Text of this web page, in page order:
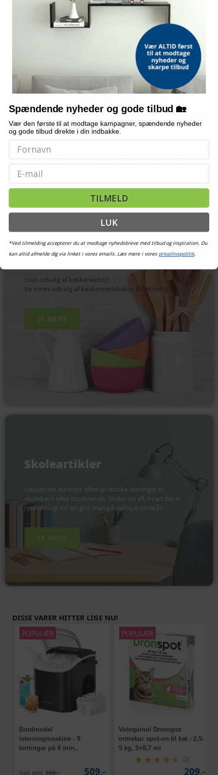
Find det perfekte tæppe til at skabe
varme og stemning i dit hjem.
GØR KLAR TIL FORÅR 🌿
Gør haven klar til de lyse dage med flotte
havemøbler, praktiske opbevaringsløsninger og
alt til udelivet.
KØKKENUDSTYR
Stort udvalg af køkkenudstyr.
Se vores udvalg af køkkenredskaber & køkkengrej
SE MERE
Skoleartikler
Uanset om du leder efter praktiske løsninger til
skolebørn eller studerende, finder du alt, hvad der er
nødvendigt for en god start på det nye skoleår.
SE MERE
DISSE VARER HITTER LIGE NU!
POPULÆR
Bordmodel
isterningmaskine - 9
terninger på 6 min.,
Vejl. pris 569,- 509,-
POPULÆR
Vetoquinol Dronspot
ormekur spot-on til kat - 2,5-
5 kg, 2×0,7 ml
(2)
209,-
Spændende nyheder og gode tilbud 🏡
Vær den første til at modtage kampagner, spændende nyheder
og gode tilbud direkte i din indbakke.
Email
TILMELD
LUK
*Ved tilmelding accepterer du at modtage nyhedsbreve med tilbud og inspiration. Du
kan altid afmelde dig via linket i vores emails. Læs mere i vores privatlivspolitik.